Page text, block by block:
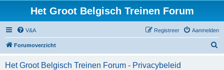
Het Groot Belgisch Treinen Forum
V&A Aanmelden
Registreer
Forumoverzicht
Het Groot Belgisch Treinen Forum - Privacybeleid